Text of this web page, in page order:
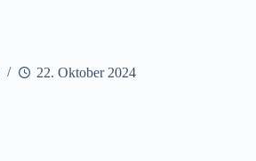
22. Oktober 2024